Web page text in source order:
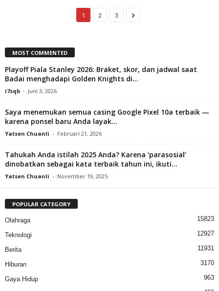
1 2 3
MOST COMMENTED
Playoff Piala Stanley 2026: Braket, skor, dan jadwal saat
Badai menghadapi Golden Knights di...
i7sqb - Juni 3, 2026
Saya menemukan semua casing Google Pixel 10a terbaik —
karena ponsel baru Anda layak...
Yatsen Chuanli - Februari 21, 2026
Tahukah Anda istilah 2025 Anda? Karena ‘parasosial’
dinobatkan sebagai kata terbaik tahun ini, ikuti...
Yatsen Chuanli - November 19, 2025
POPULAR CATEGORY
Olahraga 15823
Teknologi 12927
Berita 11931
Hiburan 3170
Gaya Hidup 963